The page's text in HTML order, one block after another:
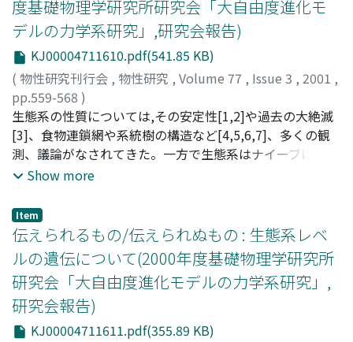
度基礎物理学研究所研究会「大自由度進化モ
デルの力学系研究」,研究会報告)
KJ00004711610.pdf(541.85 KB)
( 物性研究刊行会 , 物性研究 , Volume 77 , Issue 3 , 2001 ,
pp.559-568 )
島田, 尚;湯川, 論;伊藤, 伸泰;Shimada, Takashi;Yukawa,
Satoshi;Ito, Nobuyasu;シマダ, タカシ;ユカワ, サトシ;
イトウ, ノブヤス
生態系の性質については,その安定性[1,2]や過去の大絶滅
[3]、食物連鎖網や系統樹の構造など[4,5,6,7]、多くの観
測、議論がなされてきた。一方で生態系はナイーブにはダ
ーウィン的な生存競争によって自己組織的に構成された相
を再現するモデルを提案した。我々のモデルでは、系は
個々の種の絶滅とランダムな変異(侵入)によって複雑な構
造へと成長する。さらに、このモデルにおける個々の種の
寿命の分布は化石データから算出された分布[9]を再現す
る。
Show more
Item
伝えられるもの/伝えられぬもの : 生態系レベ
ルの遺伝について(2000年度基礎物理学研究所
研究会「大自由度進化モデルの力学系研究」,
研究会報告)
KJ00004711611.pdf(355.89 KB)